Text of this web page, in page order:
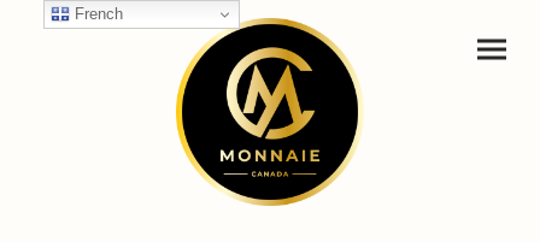
French